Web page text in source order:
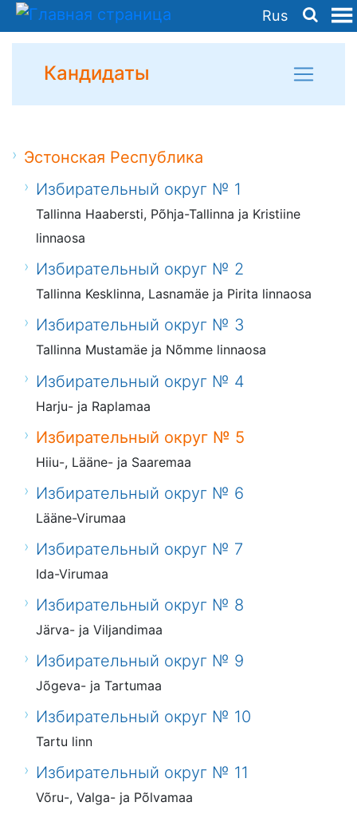
Rus
Кандидаты
Эстонская Республика
Избирательный округ № 1
Tallinna Haabersti, Põhja-Tallinna ja Kristiine
linnaosa
Избирательный округ № 2
Tallinna Kesklinna, Lasnamäe ja Pirita linnaosa
Избирательный округ № 3
Tallinna Mustamäe ja Nõmme linnaosa
Избирательный округ № 4
Harju- ja Raplamaa
Избирательный округ № 5
Hiiu-, Lääne- ja Saaremaa
Избирательный округ № 6
Lääne-Virumaa
Избирательный округ № 7
Ida-Virumaa
Избирательный округ № 8
Järva- ja Viljandimaa
Избирательный округ № 9
Jõgeva- ja Tartumaa
Избирательный округ № 10
Tartu linn
Избирательный округ № 11
Võru-, Valga- ja Põlvamaa